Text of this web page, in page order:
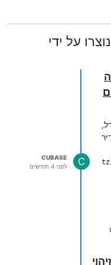
על ידי
C
CUBASE
לפני 4 חודשים